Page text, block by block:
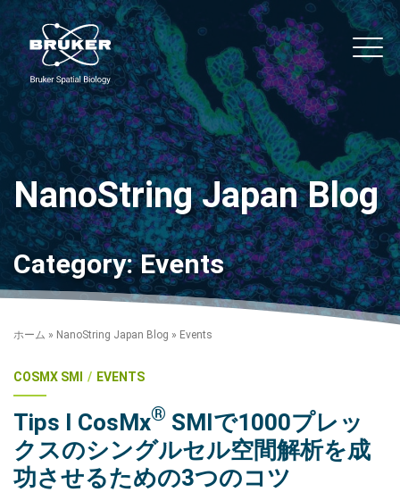
Skip to content
Main
NanoString Japan Blog
Category:Events
ホーム » NanoString Japan Blog » Events
COSMX SMI EVENTS
Tips I CosMx® SMIで1000プレッ
クスのシングルセル空間解析を成
功させるための3つのコツ